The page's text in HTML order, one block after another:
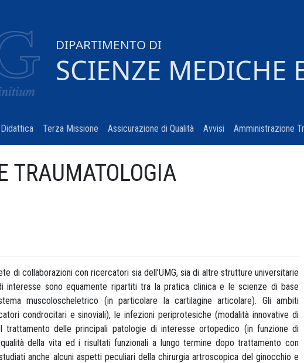
DIPARTIMENTO DI
SCIENZE MEDICHE
Didattica(current)
Terza Missione (current)
Assicurazione di Qualità(current)
Avvisi (current)
Amministrazione
TRAUMATOLOGIA
di collaborazioni con ricercatori sia dell’UMG, sia di altre strutture universitarie
interesse sono equamente ripartiti tra la pratica clinica e le scienze di base
muscoloscheletrico (in particolare la cartilagine articolare). Gli ambiti
condrocitari e sinoviali), le infezioni periprotesiche (modalità innovative di
delle principali patologie di interesse ortopedico (in funzione di
della vita ed i risultati funzionali a lungo termine dopo trattamento con
anche alcuni aspetti peculiari della chirurgia artroscopica del ginocchio e